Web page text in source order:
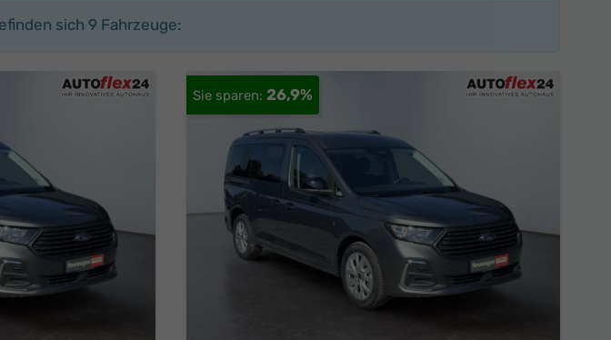
sich 9 Fahrzeuge:
26,9%